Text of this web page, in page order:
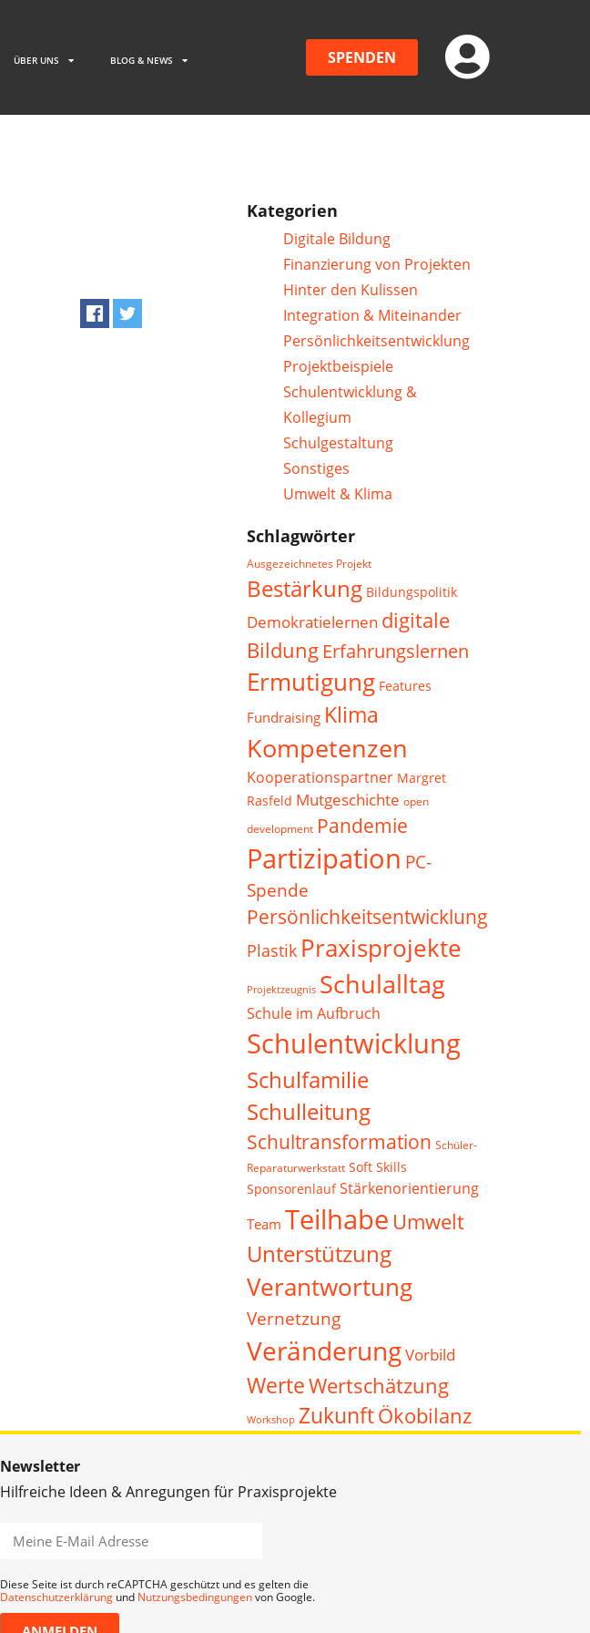
ÜBER UNS BLOG & NEWS SPENDEN
Kategorien
Digitale Bildung
Finanzierung von Projekten
Hinter den Kulissen
Integration & Miteinander
Persönlichkeitsentwicklung
Projektbeispiele
Schulentwicklung &
Kollegium
Schulgestaltung
Sonstiges
Umwelt & Klima
Schlagwörter
Ausgezeichnetes Projekt
Bestärkung Bildungspolitik
Demokratielernen digitale
Bildung Erfahrungslernen
Ermutigung Features
Fundraising Klima
Kompetenzen
Kooperationspartner Margret
Rasfeld Mutgeschichte open
development Pandemie
Partizipation PC-
Spende
Persönlichkeitsentwicklung
Plastik Praxisprojekte
Projektzeugnis Schulalltag
Schule im Aufbruch
Schulentwicklung
Schulfamilie
Schulleitung
Schultransformation Schüler-
Reparaturwerkstatt Soft Skills
Sponsorenlauf Stärkenorientierung
Team Teilhabe Umwelt
Unterstützung
Verantwortung
Vernetzung
VeränderungVorbild
WerteWertschätzung
Workshop ZukunftÖkobilanz
Newsletter
Hilfreiche Ideen & Anregungen für Praxisprojekte
Diese Seite ist durch reCAPTCHA geschützt und es gelten die
Datenschutzerklärung und Nutzungsbedingungenvon Google.